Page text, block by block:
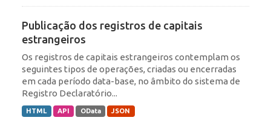
Publicação dos registros de capitais
estrangeiros
Os registros de capitais estrangeiros contemplam os
seguintes tipos de operações, criadas ou encerradas
em cada período data-base, no âmbito do sistema de
Registro Declaratório...
HTML API OData JSON